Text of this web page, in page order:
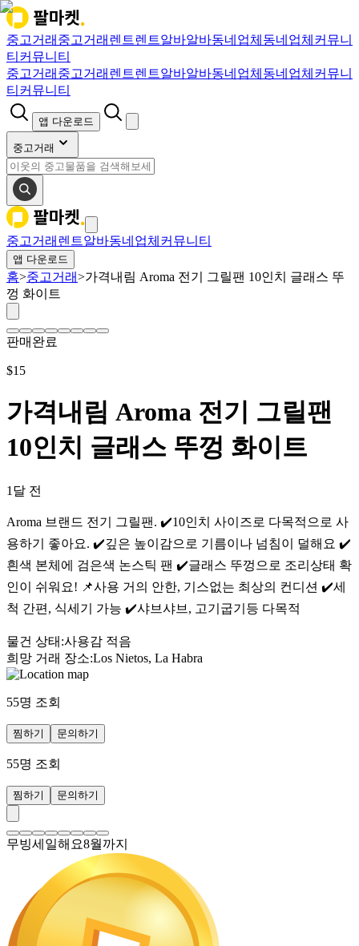
중고거래 중고거래 렌트렌트알바알바동네업체 동네업체 커뮤니
티 커뮤니티
중고거래 중고거래 렌트렌트알바알바동네업체 동네업체 커뮤니
티 커뮤니티
앱 다운로드
중고거래
중고거래 렌트알바동네업체 커뮤니티
앱 다운로드
홈>중고거래>가격내림 Aroma 전기 그릴팬 10인치 글래스 뚜
껑 화이트
판매완료
$15
가격내림 Aroma 전기 그릴팬
10인치 글래스 뚜껑 화이트
1달 전
Aroma 브랜드 전기 그릴팬. ✔️10인치 사이즈로 다목적으로 사
용하기 좋아요. ✔️깊은 높이감으로 기름이나 넘침이 덜해요 ✔️
흰색 본체에 검은색 논스틱 팬 ✔️글래스 뚜껑으로 조리상태 확
인이 쉬워요! 📌사용 거의 안한, 기스없는 최상의 컨디션 ✔️세
척 간편, 식세기 가능 ✔️샤브샤브, 고기굽기등 다목적
물건 상태 :사용감 적음
희망 거래 장소:Los Nietos, La Habra
55명 조회
찜하기 문의하기
55명 조회
찜하기 문의하기
무빙세일해요8월까지